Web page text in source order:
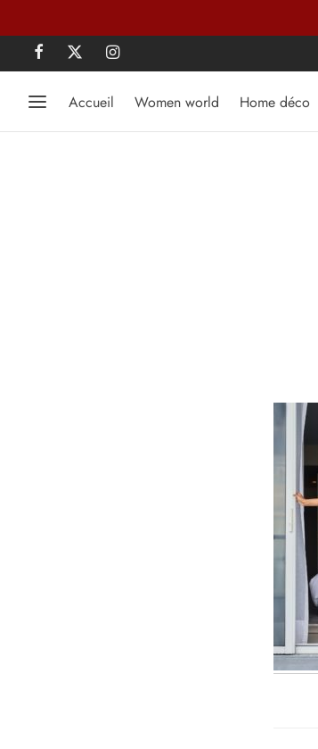
Accueil Women world Home déco